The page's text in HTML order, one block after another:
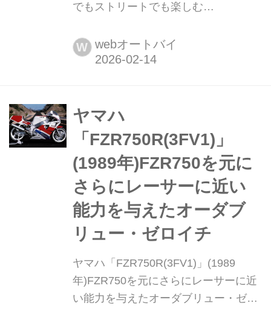
でもストリートでも楽しむ
ジェンズ 公式サイト ▶▶▶カスタム
とメンテナンスのことならヘリテイジ
す 当時の北米仕様CB750FC純正カラ
ーをベースに前後18インチの3本スポ
ークホイールを履かせてメガホンエ
ン...
W webオートバイ
ヤマハ
「FZR750R(3FV1)」
(1989年)FZR750を元に
さらにレーサーに近い
能力を与えたオーダブ
リュー・ゼロイチ
ヤマハ「FZR750R(3FV1)」(1989
年)FZR750を元にさらにレーサーに近
い能力を与えたオーダブリュー・ゼロ